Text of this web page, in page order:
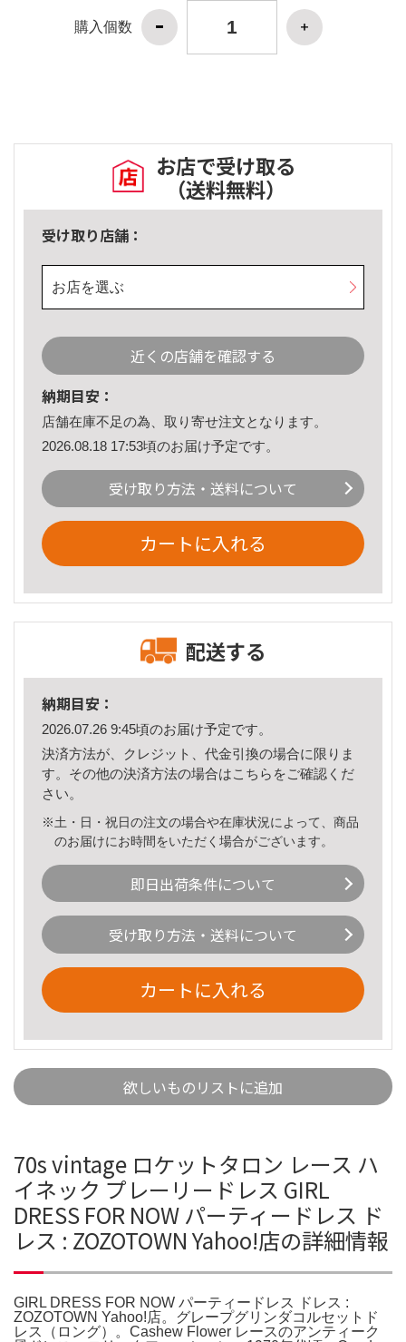
購入個数
お店で受け取る
（送料無料）
受け取り店舗：
お店を選ぶ
近くの店舗を確認する
納期目安：
店舗在庫不足の為、取り寄せ注文となります。
2026.08.18 17:53頃のお届け予定です。
受け取り方法・送料について
カートに入れる
配送する
納期目安：
2026.07.26 9:45頃のお届け予定です。
決済方法が、クレジット、代金引換の場合に限りま
す。その他の決済方法の場合はこちら をご確認くだ
さい。
※土・日・祝日の注文の場合や在庫状況によって、商品
のお届けにお時間をいただく場合がございます。
即日出荷条件について
受け取り方法・送料について
カートに入れる
欲しいものリストに追加
70s vintage ロケットタロン レース ハ
イネック プレーリードレス GIRL
DRESS FOR NOW パーティードレス ド
レス : ZOZOTOWN Yahoo!店の詳細情報
GIRL DRESS FOR NOW パーティードレス ドレス :
ZOZOTOWN Yahoo!店。グレープグリンダコルセットド
レス（ロング）。Cashew Flower レースのアンティーク